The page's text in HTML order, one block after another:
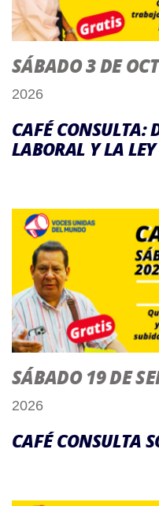
SÁBADO 3 DE
2026
CAFÉ CONSULTA:
LABORAL Y LA
SÁBADO 19 DE
2026
CAFÉ CONSULTA